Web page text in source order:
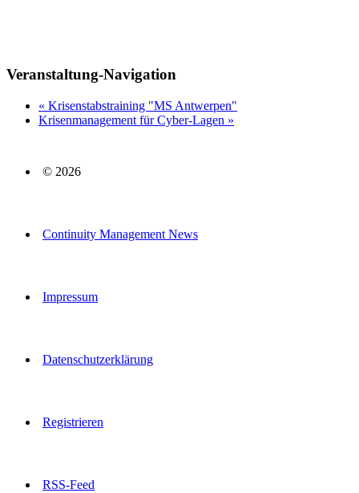
Veranstaltung-Navigation
« Krisenstabstraining "MS Antwerpen"
Krisenmanagement für Cyber-Lagen »
© 2026
Continuity Management News
Impressum
Datenschutzerklärung
Registrieren
RSS-Feed